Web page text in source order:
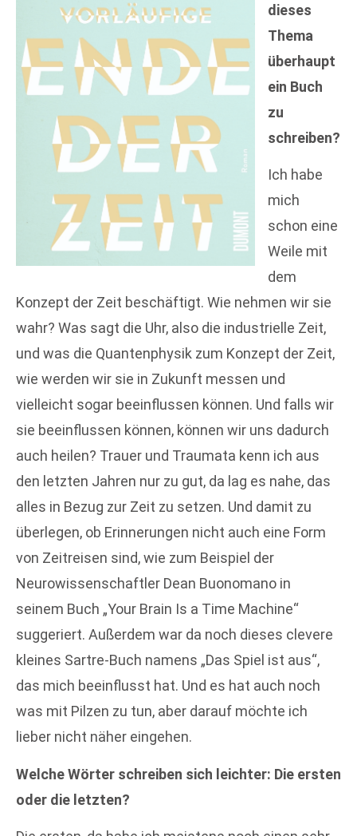
dieses
Thema
überhaupt
ein Buch
zu
schreiben?
Ich habe
mich
schon eine
Weile mit
dem
Konzept der Zeit beschäftigt. Wie nehmen wir sie
wahr? Was sagt die Uhr, also die industrielle Zeit,
und was die Quantenphysik zum Konzept der Zeit,
wie werden wir sie in Zukunft messen und
vielleicht sogar beeinflussen können. Und falls wir
sie beeinflussen können, können wir uns dadurch
auch heilen? Trauer und Traumata kenn ich aus
den letzten Jahren nur zu gut, da lag es nahe, das
alles in Bezug zur Zeit zu setzen. Und damit zu
überlegen, ob Erinnerungen nicht auch eine Form
von Zeitreisen sind, wie zum Beispiel der
Neurowissenschaftler Dean Buonomano in
seinem Buch „Your Brain Is a Time Machine“
suggeriert. Außerdem war da noch dieses clevere
kleines Sartre-Buch namens „Das Spiel ist aus“,
das mich beeinflusst hat. Und es hat auch noch
was mit Pilzen zu tun, aber darauf möchte ich
lieber nicht näher eingehen.
Welche Wörter schreiben sich leichter: Die ersten
oder die letzten?